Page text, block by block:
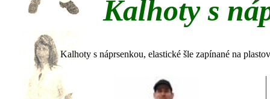
Kalhoty s
Kalhoty s náprsenkou, elastické šle zapínané na